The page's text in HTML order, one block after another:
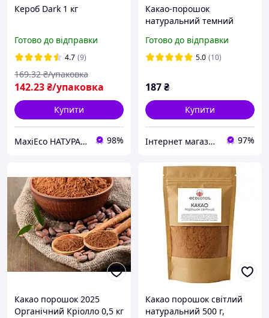
Кероб Dark 1 кг
Готово до відправки
4.7 (9)
142.23₴/упаковка
169.32 ₴/упаковка
Купити
MaxiEco НАТУРАЛЬНІ ПРОДУКТИ. ✓ 100% БЕЗ ГМО. Купити еко продукти з доставкою по Україні 98%
Какао-порошок
натуральний темний
Польща БЕЗ ГЛЮТЕНА
Готово до відправки
5.0 (10)
187₴
Купити
Інтернет магазин "Coffee Day" 97%
Какао порошок 2025
Органічний Кріолло 0,5 кг
Какао порошок світлий
натуральний 500 г,